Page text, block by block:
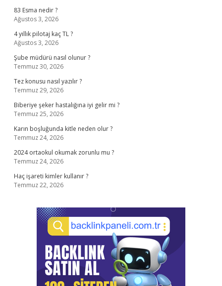
83 Esma nedir ?
Ağustos 3, 2026
4 yıllık pilotaj kaç TL ?
Ağustos 3, 2026
Şube müdürü nasıl olunur ?
Temmuz 30, 2026
Tez konusu nasıl yazılır ?
Temmuz 29, 2026
Biberiye şeker hastalığına iyi gelir mi ?
Temmuz 25, 2026
Karın boşluğunda kitle neden olur ?
Temmuz 24, 2026
2024 ortaokul okumak zorunlu mu ?
Temmuz 24, 2026
Haç işareti kimler kullanır ?
Temmuz 22, 2026